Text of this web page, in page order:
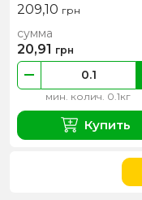
209,10 грн
мин. колич. 0.1кг
сумма
20,91 грн
Купить